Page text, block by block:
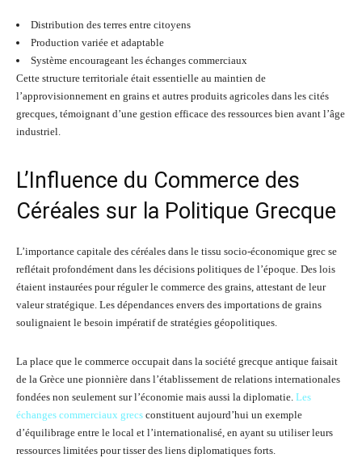
Distribution des terres entre citoyens
Production variée et adaptable
Système encourageant les échanges commerciaux
Cette structure territoriale était essentielle au maintien de
l’approvisionnement en grains et autres produits agricoles dans les cités
grecques, témoignant d’une gestion efficace des ressources bien avant l’âge
industriel.
L’Influence du Commerce des
Céréales sur la Politique Grecque
L’importance capitale des céréales dans le tissu socio-économique grec se
reflétait profondément dans les décisions politiques de l’époque. Des lois
étaient instaurées pour réguler le commerce des grains, attestant de leur
valeur stratégique. Les dépendances envers des importations de grains
soulignaient le besoin impératif de stratégies géopolitiques.
La place que le commerce occupait dans la société grecque antique faisait
de la Grèce une pionnière dans l’établissement de relations internationales
fondées non seulement sur l’économie mais aussi la diplomatie. Les
échanges commerciaux grecs constituent aujourd’hui un exemple
d’équilibrage entre le local et l’internationalisé, en ayant su utiliser leurs
ressources limitées pour tisser des liens diplomatiques forts.